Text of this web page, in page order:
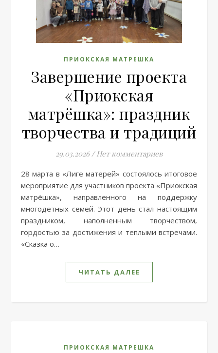
ПРИОКСКАЯ МАТРЕШКА
Завершение проекта
«Приокская
матрёшка»: праздник
творчества и традиций
29.03.2026 / Нет комментариев
28 марта в «Лиге матерей» состоялось итоговое
мероприятие для участников проекта «Приокская
матрёшка», направленного на поддержку
многодетных семей. Этот день стал настоящим
праздником, наполненным творчеством,
гордостью за достижения и теплыми встречами.
«Сказка о…
ЧИТАТЬ ДАЛЕЕ
ПРИОКСКАЯ МАТРЕШКА